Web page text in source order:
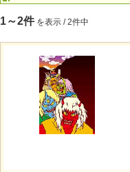
1～2件 を表示 / 2件中